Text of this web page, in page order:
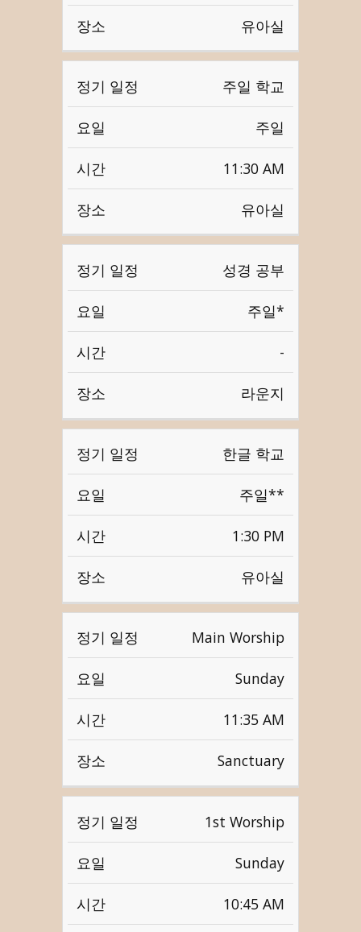
유아실
주일 학교
주일
11:30 AM
유아실
성경 공부
주일*
-
라운지
한글 학교
주일**
1:30 PM
유아실
Main Worship
Sunday
11:35 AM
Sanctuary
1st Worship
Sunday
10:45 AM